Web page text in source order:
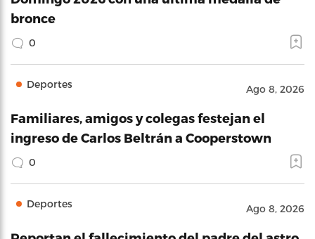
bronce
0
Deportes Ago 8, 2026
Familiares, amigos y colegas festejan el
ingreso de Carlos Beltrán a Cooperstown
0
Deportes Ago 8, 2026